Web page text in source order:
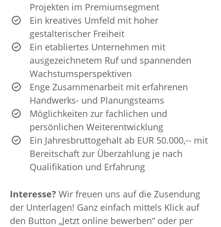
Projekten im Premiumsegment
Ein kreatives Umfeld mit hoher
gestalterischer Freiheit
Ein etabliertes Unternehmen mit
ausgezeichnetem Ruf und spannenden
Wachstumsperspektiven
Enge Zusammenarbeit mit erfahrenen
Handwerks- und Planungsteams
Möglichkeiten zur fachlichen und
persönlichen Weiterentwicklung
Ein Jahresbruttogehalt ab EUR 50.000,-- mit
Bereitschaft zur Überzahlung je nach
Qualifikation und Erfahrung
Interesse? Wir freuen uns auf die Zusendung
der Unterlagen! Ganz einfach mittels Klick auf
den Button „Jetzt online bewerben“ oder per